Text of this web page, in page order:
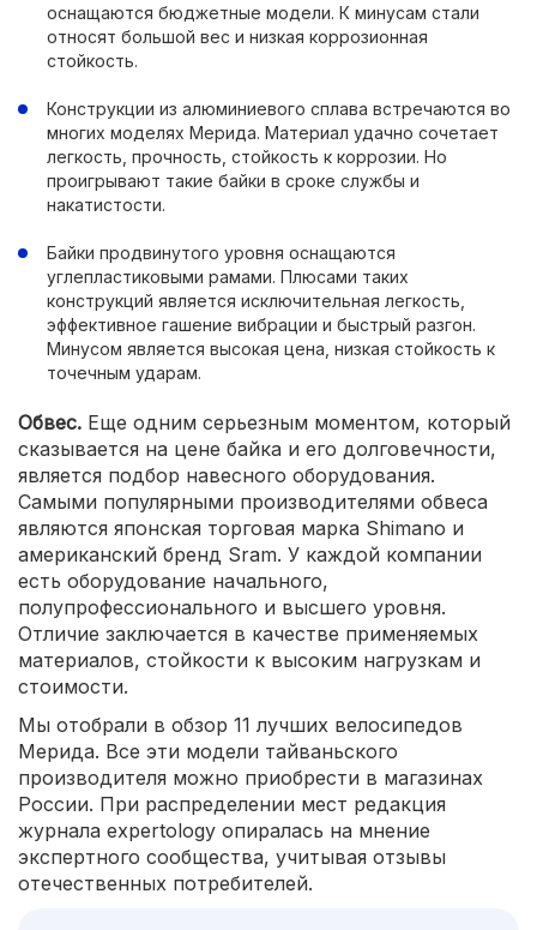
оснащаются бюджетные модели. К минусам стали
относят большой вес и низкая коррозионная
стойкость.
Конструкции из алюминиевого сплава встречаются во
многих моделях Мерида. Материал удачно сочетает
легкость, прочность, стойкость к коррозии. Но
проигрывают такие байки в сроке службы и
накатистости.
Байки продвинутого уровня оснащаются
углепластиковыми рамами. Плюсами таких
конструкций является исключительная легкость,
эффективное гашение вибрации и быстрый разгон.
Минусом является высокая цена, низкая стойкость к
точечным ударам.
Обвес. Еще одним серьезным моментом, который
сказывается на цене байка и его долговечности,
является подбор навесного оборудования.
Самыми популярными производителями обвеса
являются японская торговая марка Shimano и
американский бренд Sram. У каждой компании
есть оборудование начального,
полупрофессионального и высшего уровня.
Отличие заключается в качестве применяемых
материалов, стойкости к высоким нагрузкам и
стоимости.
Мы отобрали в обзор 11 лучших велосипедов
Мерида. Все эти модели тайваньского
производителя можно приобрести в магазинах
России. При распределении мест редакция
журнала expertology опиралась на мнение
экспертного сообщества, учитывая отзывы
отечественных потребителей.